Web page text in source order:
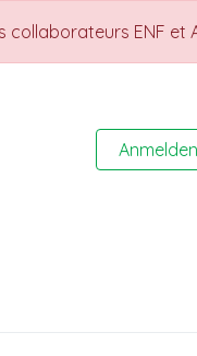
collaborateurs ENF et
Anmelden